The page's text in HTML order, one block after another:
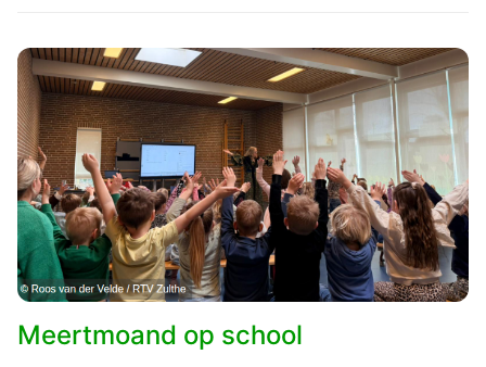
Meertmoand op school